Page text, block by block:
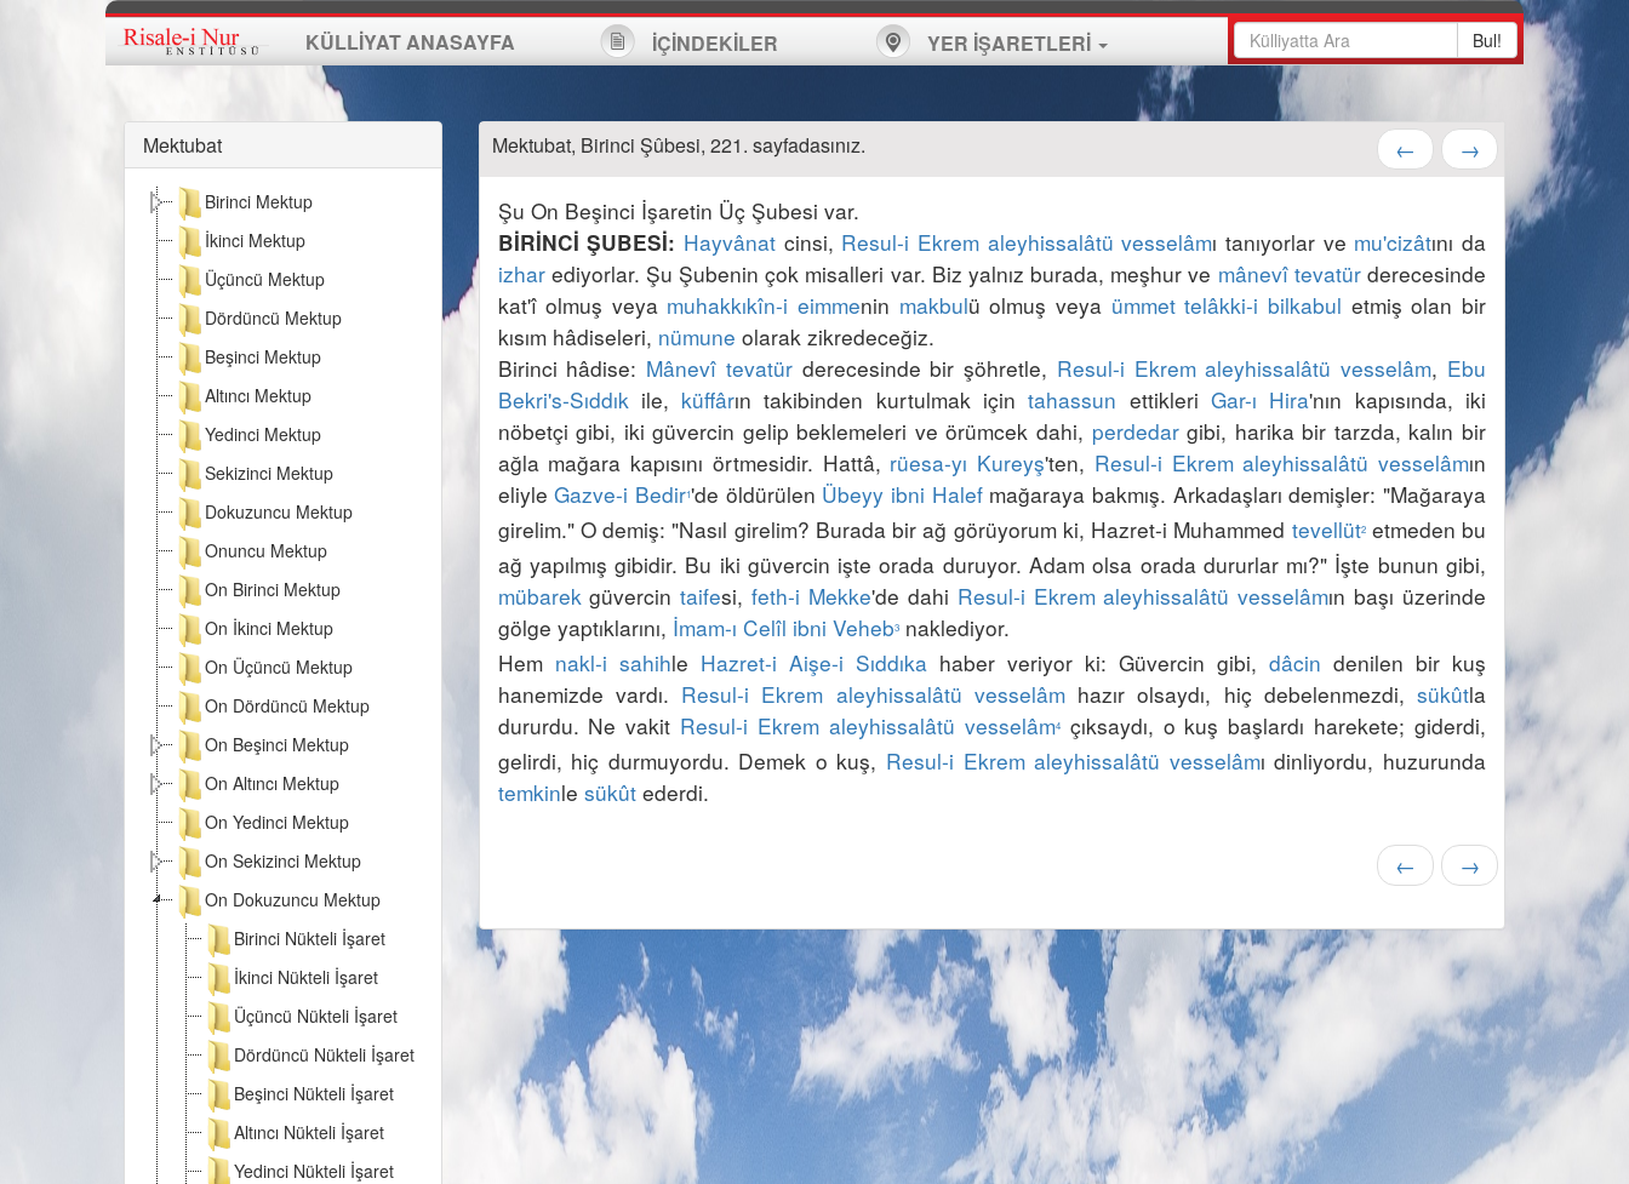
KÜLLİYAT ANASAYFA İÇİNDEKİLER YER İŞARETLERİ Bul!
Mektubat
Birinci Mektup
İkinci Mektup
Üçüncü Mektup
Dördüncü Mektup
Beşinci Mektup
Altıncı Mektup
Yedinci Mektup
Sekizinci Mektup
Dokuzuncu Mektup
Onuncu Mektup
On Birinci Mektup
On İkinci Mektup
On Üçüncü Mektup
On Dördüncü Mektup
On Beşinci Mektup
On Altıncı Mektup
On Yedinci Mektup
On Sekizinci Mektup
On Dokuzuncu Mektup
Birinci Nükteli İşaret
İkinci Nükteli İşaret
Üçüncü Nükteli İşaret
Dördüncü Nükteli İşaret
Beşinci Nükteli İşaret
Altıncı Nükteli İşaret
Yedinci Nükteli İşaret
Mektubat, Birinci Şûbesi, 221. sayfadasınız. ← →
BİRİNCİ ŞUBESİ: Hayvânat cinsi, Resul-i Ekrem aleyhissalâtü vesselâmı tanıyorlar ve mu'cizât
izhar ediyorlar. Şu Şubenin çok misalleri var. Biz yalnız burada, meşhur ve mânevî tevatür derecesinde
kat'î olmuş veya muhakkıkîn-i eimmenin makbulü olmuş veya ümmet telâkki-i bilkabul etmiş olan bir
kısım hâdiseleri, nümune
Birinci hâdise: Mânevî tevatür derecesinde bir şöhretle, Resul-i Ekrem aleyhissalâtü vesselâm, Ebu
Bekri's-Sıddık ile, küffârın takibinden kurtulmak için tahassun ettikleri Gar-ı Hira'nın kapısında, iki
nöbetçi gibi, iki güvercin gelip beklemeleri ve örümcek dahi, perdedar gibi, harika bir tarzda, kalın bir
ağla mağara kapısını örtmesidir. Hattâ, rüesa-yı Kureyş'ten, Resul-i Ekrem aleyhissalâtü vesselâmın
eliyle Gazve-i Bedir1'de öldürülen Übeyy ibni Halef mağaraya bakmış. Arkadaşları demişler: "Mağaraya
girelim." O demiş: "Nasıl girelim? Burada bir ağ görüyorum ki, Hazret-i Muhammed tevellüt2 etmeden bu
ağ yapılmış gibidir. Bu iki güvercin işte orada duruyor. Adam olsa orada dururlar mı?"
mübarek güvercin taifesi, feth-i Mekke'de dahi Resul-i Ekrem aleyhissalâtü vesselâmın başı üzerinde
gölge yaptıklarını, İmam-ı Celîl ibni Veheb3 naklediyor.
Hem nakl-i sahihle Hazret-i Aişe-i Sıddıka haber veriyor ki: Güvercin gibi, dâcin denilen bir kuş
hanemizde vardı. Resul-i Ekrem aleyhissalâtü vesselâm hazır olsaydı, hiç debelenmezdi, sükûtla
dururdu. Ne vakit Resul-i Ekrem aleyhissalâtü vesselâm4 çıksaydı, o kuş başlardı harekete; giderdi,
gelirdi, hiç durmuyordu. Demek o kuş, Resul-i Ekrem aleyhissalâtü vesselâm
temkinle sükût
← →